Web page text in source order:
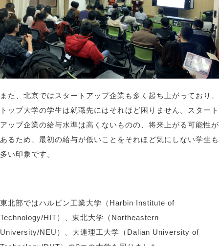
また、北京ではスタートアップ企業も多く起ち上がっており、
トップ大学の学生は就職先にはそれほど困りません。スタート
アップ企業の給与水準は高くないものの、将来上がる可能性が
あるため、最初の給与が低いことをそれほど気にしない学生も
多い印象です。
東北部ではハルビン工業大学（ Harbin Institute of
Technology/HIT）、東北大学（ Northeastern
University/NEU ）、大連理工大学（ Dalian University of